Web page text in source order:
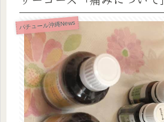
パチュール沖縄News